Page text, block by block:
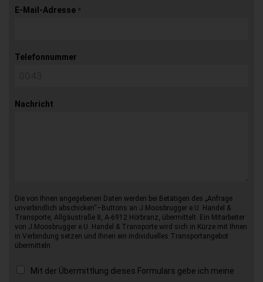
E-Mail-Adresse *
Telefonnummer
Nachricht
Die von Ihnen angegebenen Daten werden bei Betätigen des „Anfrage
unverbindlich abschicken“–Buttons an J.Moosbrugger e.U. Handel &
Transporte, Allgäustraße 8, A-6912 Hörbranz, übermittelt. Ein Mitarbeiter
von J.Moosbrugger e.U. Handel & Transporte wird sich in Kürze mit Ihnen
in Verbindung setzen und Ihnen ein individuelles Transportangebot
übermitteln.
Mit der Übermittlung dieses Formulars gebe ich meine